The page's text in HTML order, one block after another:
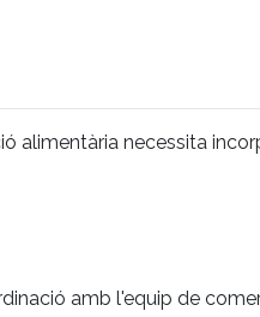
alimentària necessita
amb l'equip de